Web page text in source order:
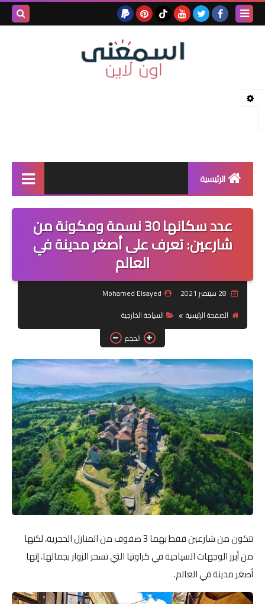
الرئيسية
خدمات بلوجر
بلوجر
كيف تربح
جرافيك
موبايل
كورسات
مقالات
القسم الديني
العناية بالصحة
سياحة
قصص
رياضة
عدد سكانها 30 نسمة ومكونة من
شارعين: تعرف على أصغر مدينة في
العالم
Mohamed Elsayed
الصفحة الرئيسية
السياحة الخارجية
الحجم
تتكون من شارعين فقط بهما 3 صفوف من المنازل الحجرية، لكنها
من أبرز الوجهات السياحية في كراوتيا التي تسحر الزوار بجمالها، إنها
أصغر مدينة في العالم.